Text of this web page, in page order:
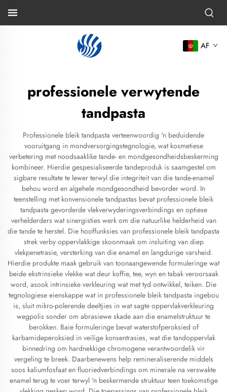
AF
professionele verwytende
tandpasta
Professionele bleik tandpasta verteenwoordig 'n beduidende
vooruitgang in mondversorgingstegnologie, wat kosmetiese
verbetering met noodsaaklike tande- en mondgesondheidsbeskerming
kombineer. Hierdie gespesialiseerde tandeproduk is saamgestel om
sigbare resultate te lewer terwyl die integriteit van die tande-enamel
behou word en algehele mondgesondheid bevorder word. In
teenstelling met konvensionele tandpastas bevat professionele bleik
tandpasta gevorderde vlekverwyderingsverbindings en optiese
verhelderders wat sinergisties werk om die natuurlike helderheid van
die tande te herstel. Die hooffunksies van professionele bleik tandpasta
strek verby oppervlakkige skoonmaak om insluiting van diep
vlekpenetrasie, versterking van die enamel en langdurige varsheid.
Hierdie produkte maak gebruik van toonaangewende formuleringe wat
beide ekstrinsieke vlekke wat deur koffie, tee, wyn en tabak veroorsaak
word, asook intrinsieke verkleuring wat met tyd ontwikkel, teiken. Die
tegnologiese eienskappe wat in professionele bleik tandpasta ingebou
is, sluit mikro-polerende deeltjies in wat sagte oppervlakverkleuring
wegpolis sonder om abrasiewe skade aan die enamelstruktuur te
berokken. Baie formuleringe bevat waterstofperoksied of
karbamideperoksied in veilige konsentrasies, wat die tandoppervlak
binnedring om hardnekkige chromogene verantwoordelik vir
vergeling te breek. Daarbenewens help remineraliserende middels
soos kaliumfosfaat en fluoriedverbindings om minerale na verswakte
enamel terug te voer terwyl 'n beskermende struktuur teen toekomstige